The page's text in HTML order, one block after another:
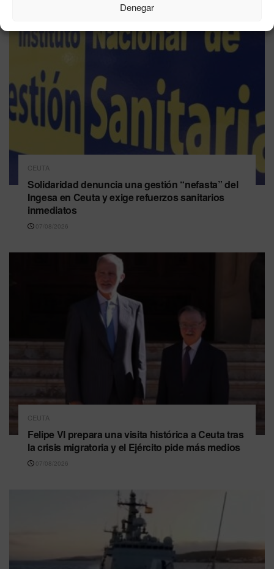
Denegar
CEUTA
Solidaridad denuncia una gestión “nefasta” del
Ingesa en Ceuta y exige refuerzos sanitarios
inmediatos
07/08/2026
CEUTA
Felipe VI prepara una visita histórica a Ceuta tras
la crisis migratoria y el Ejército pide más medios
07/08/2026